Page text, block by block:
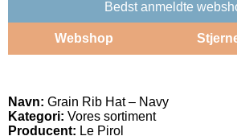
Bedst anmeldte
Webshop
Navn: Grain Rib Hat – Navy
Kategori: Vores sortiment
Producent: Le Pirol